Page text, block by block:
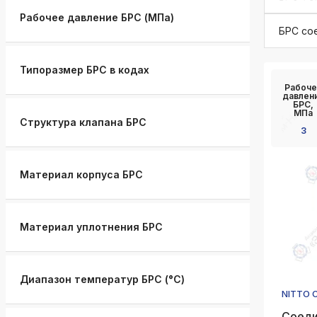
k
ksldkfjsdlfkjsls;ldfkgjsdl;kfkфыва
ksldkfjsdlfkjsls;ldfkgjsdl;kfkфыва
k
ksldkfjsdlfkjsls;ldfkgjsdl;kfkфыва
k
ksldkfjsdlfkjsls;ldfkgjsdl;kfkфыва
ksldkfjsdlfkjsls;ldfkgjsdl;kfkфыва
Рабочее давление БРС (МПа)
Типоразмер БРС в кодах
Структура клапана БРС
Материал корпуса БРС
Материал уплотнения БРС
Диапазон температур БРС (°C)
БРС
БРС,
МПа
3
NITTO